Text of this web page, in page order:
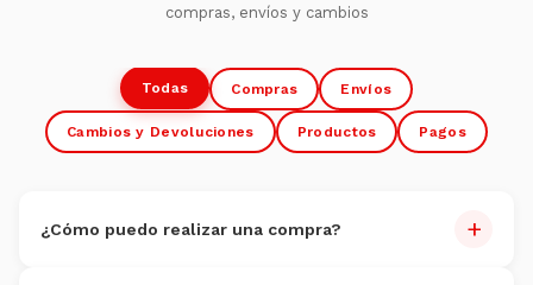
compras, envíos y cambios
Todas Compras Envíos
Cambios y Devoluciones Productos Pagos
¿Cómo puedo realizar una compra? +